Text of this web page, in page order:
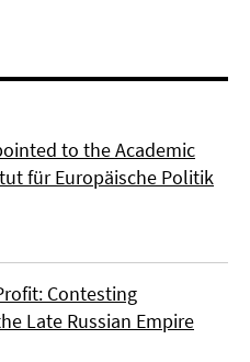
to the Academic
für Europäische Politik
Contesting
Late Russian Empire